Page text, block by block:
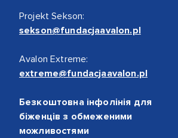
Projekt Sekson:
sekson@fundacjaavalon.pl
Avalon Extreme:
extreme@fundacjaavalon.pl
Безкоштовна інфолінія для
біженців з обмеженими
можливостями